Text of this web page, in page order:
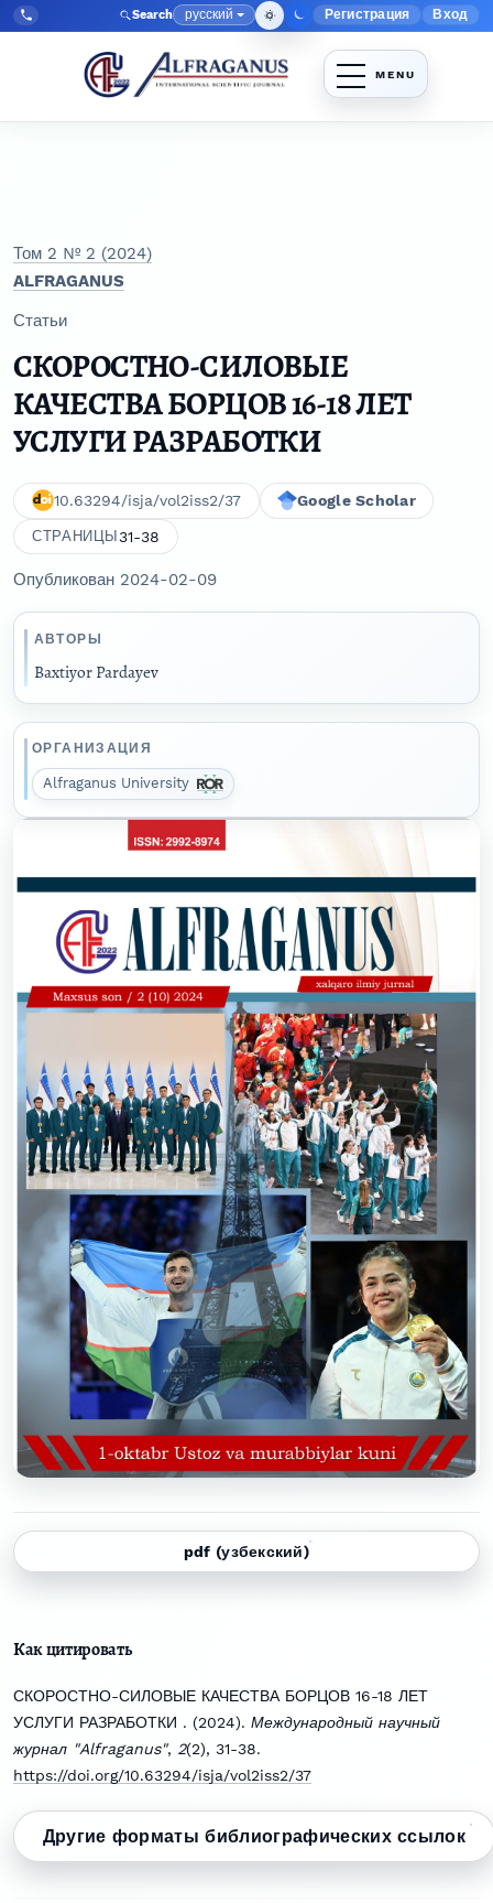
Перейти к главному меню навигации
Перейти к основному контенту
Перейти к нижнему колонтитулу сайта
Tel:
+998903350930 Search Язык
русский Меню
Регистрация Вход
Том 2 № 2 (2024)
ALFRAGANUS
Статьи
СКОРОСТНО-СИЛОВЫЕ
КАЧЕСТВА БОРЦОВ 16-18 ЛЕТ
УСЛУГИ РАЗРАБОТКИ
10.63294/isja/vol2iss2/37 Google Scholar
СТРАНИЦЫ31-38
Опубликован 2024-02-09
АВТОРЫ
Baxtiyor Pardayev
ОРГАНИЗАЦИЯ
Alfraganus University
pdf (узбекский)
Как цитировать
СКОРОСТНО-СИЛОВЫЕ КАЧЕСТВА БОРЦОВ 16-18 ЛЕТ
УСЛУГИ РАЗРАБОТКИ . (2024). Международный научный
журнал "Alfraganus", 2(2), 31-38.
https://doi.org/10.63294/isja/vol2iss2/37
Другие форматы библиографических ссылок